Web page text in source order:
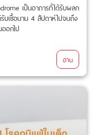
เป็นอาการที่ได้รับผลก
บเชื้อนาน 4 สัปดาห์ไปจนถึง
อกไป
อ่าน